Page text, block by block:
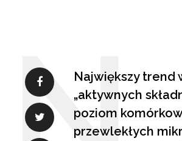
Największy trend
„aktywnych
poziom
przewlekłych